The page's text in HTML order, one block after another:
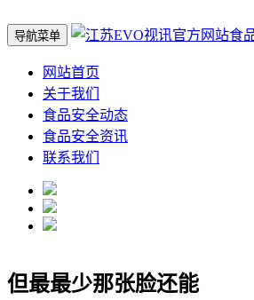
导航菜单
网站首页
关于我们
食品安全动态
食品安全资讯
联系我们
但最最少那张脸还能